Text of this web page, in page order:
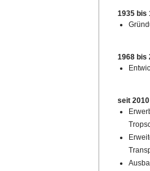
1935 bis
1968 bis
seit 2010